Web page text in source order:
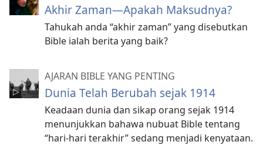
Akhir Zaman​—Apakah Maksudnya?
Tahukah anda “akhir zaman” yang disebutkan
Bible ialah berita yang baik?
AJARAN BIBLE YANG PENTING
Dunia Telah Berubah sejak 1914
Keadaan dunia dan sikap orang sejak 1914
menunjukkan bahawa nubuat Bible tentang
“hari-hari terakhir” sedang menjadi kenyataan.